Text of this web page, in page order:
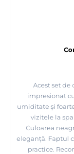
Acest set
impresionat
umiditate și
vizitele la
Culoarea
eleganță. Faptul
practice.